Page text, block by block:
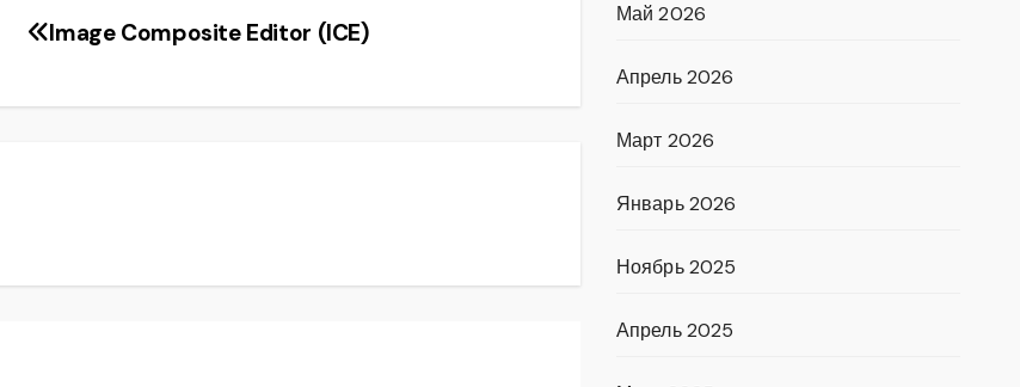
Image Composite Editor (ICE)
Май 2026
Апрель 2026
Март 2026
Январь 2026
Ноябрь 2025
Апрель 2025